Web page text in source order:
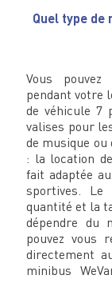
Quel type
Vous
pendant votre
de véhicule 7
valises pour
de musique
: la location
fait adaptée
sportives.
quantité et la
dépendre du
pouvez vous
directement
minibus